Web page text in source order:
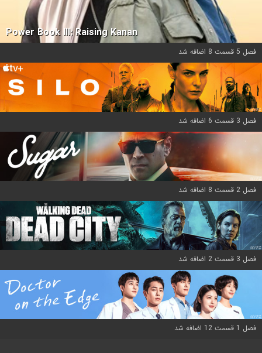
Power Book III: Raising Kanan
فصل 5 قسمت 8 اضافه شد
فصل 3 قسمت 6 اضافه شد
فصل 2 قسمت 8 اضافه شد
فصل 3 قسمت 2 اضافه شد
فصل 1 قسمت 12 اضافه شد